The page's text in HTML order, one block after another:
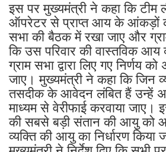
इस पर मुख्यमंत्री ने कहा कि
ऑपरेटर से प्राप्त आय के आंकड़ों
सभा की बैठक में रखा जाए और
कि उस परिवार की वास्तविक आय
ग्राम सभा द्वारा लिए गए निर्णय
जाए। मुख्यमंत्री ने कहा कि जिन
तसदीक के आवेदन लंबित हैं उन्हें
माध्यम से वेरीफाई करवाया
की सबसे बड़ी संतान की आयु को
व्यक्ति की आयु का निर्धारण किया